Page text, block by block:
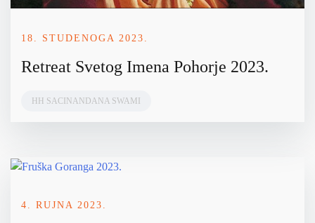
18. STUDENOGA 2023.
Retreat Svetog Imena Pohorje 2023.
HH SACINANDANA SWAMI
4. RUJNA 2023.